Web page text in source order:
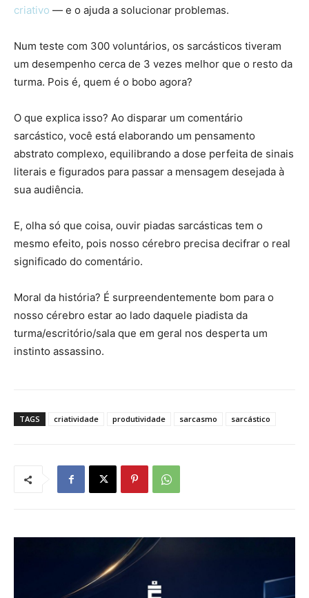
criativo — e o ajuda a solucionar problemas.
Num teste com 300 voluntários, os sarcásticos tiveram
um desempenho cerca de 3 vezes melhor que o resto da
turma. Pois é, quem é o bobo agora?
O que explica isso? Ao disparar um comentário
sarcástico, você está elaborando um pensamento
abstrato complexo, equilibrando a dose perfeita de sinais
literais e figurados para passar a mensagem desejada à
sua audiência.
E, olha só que coisa, ouvir piadas sarcásticas tem o
mesmo efeito, pois nosso cérebro precisa decifrar o real
significado do comentário.
Moral da história? É surpreendentemente bom para o
nosso cérebro estar ao lado daquele piadista da
turma/escritório/sala que em geral nos desperta um
instinto assassino.
TAGS criatividade produtividade sarcasmo sarcástico